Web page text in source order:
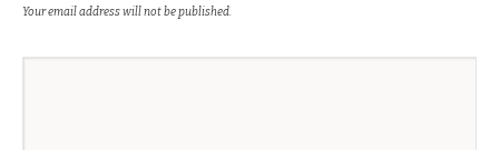
Your email address will not be published.